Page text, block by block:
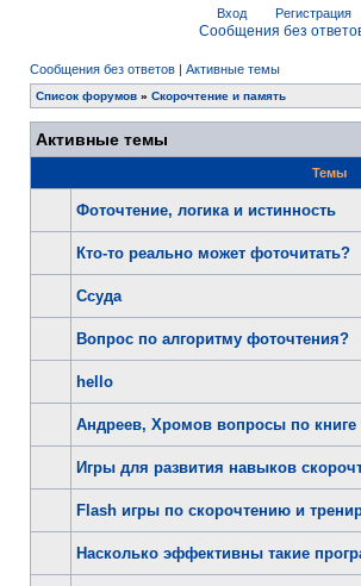
Вход Регистрация
Сообщения без
Сообщения без ответов | Активные темы
Список форумов » Скорочтение и память
Активные темы
Темы
Фоточтение, логика и истинность
Кто-то реально может фоточитать?
Ссуда
Вопрос по алгоритму фоточтения?
hello
Андреев, Хромов вопросы по книге
Игры для развития навыков
Flash игры по скорочтению и
Насколько эффективны такие